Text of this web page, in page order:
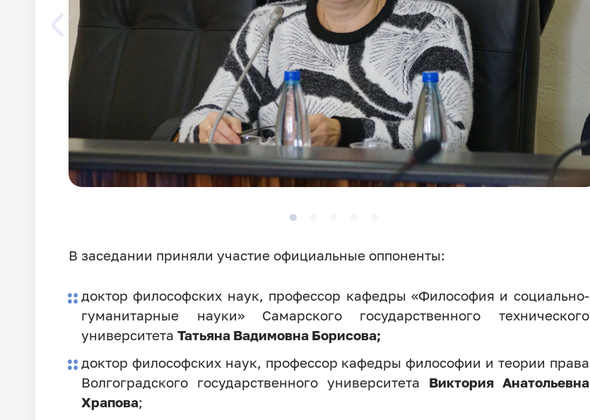
В заседании приняли участие официальные оппоненты:
доктор философских наук, профессор кафедры «Философия и социально-
гуманитарные науки» Самарского государственного технического
университетаТатьяна Вадимовна Борисова;
доктор философских наук, профессор кафедры философии и теории права
Волгоградского государственного университета Виктория Анатольевна
Храпова;